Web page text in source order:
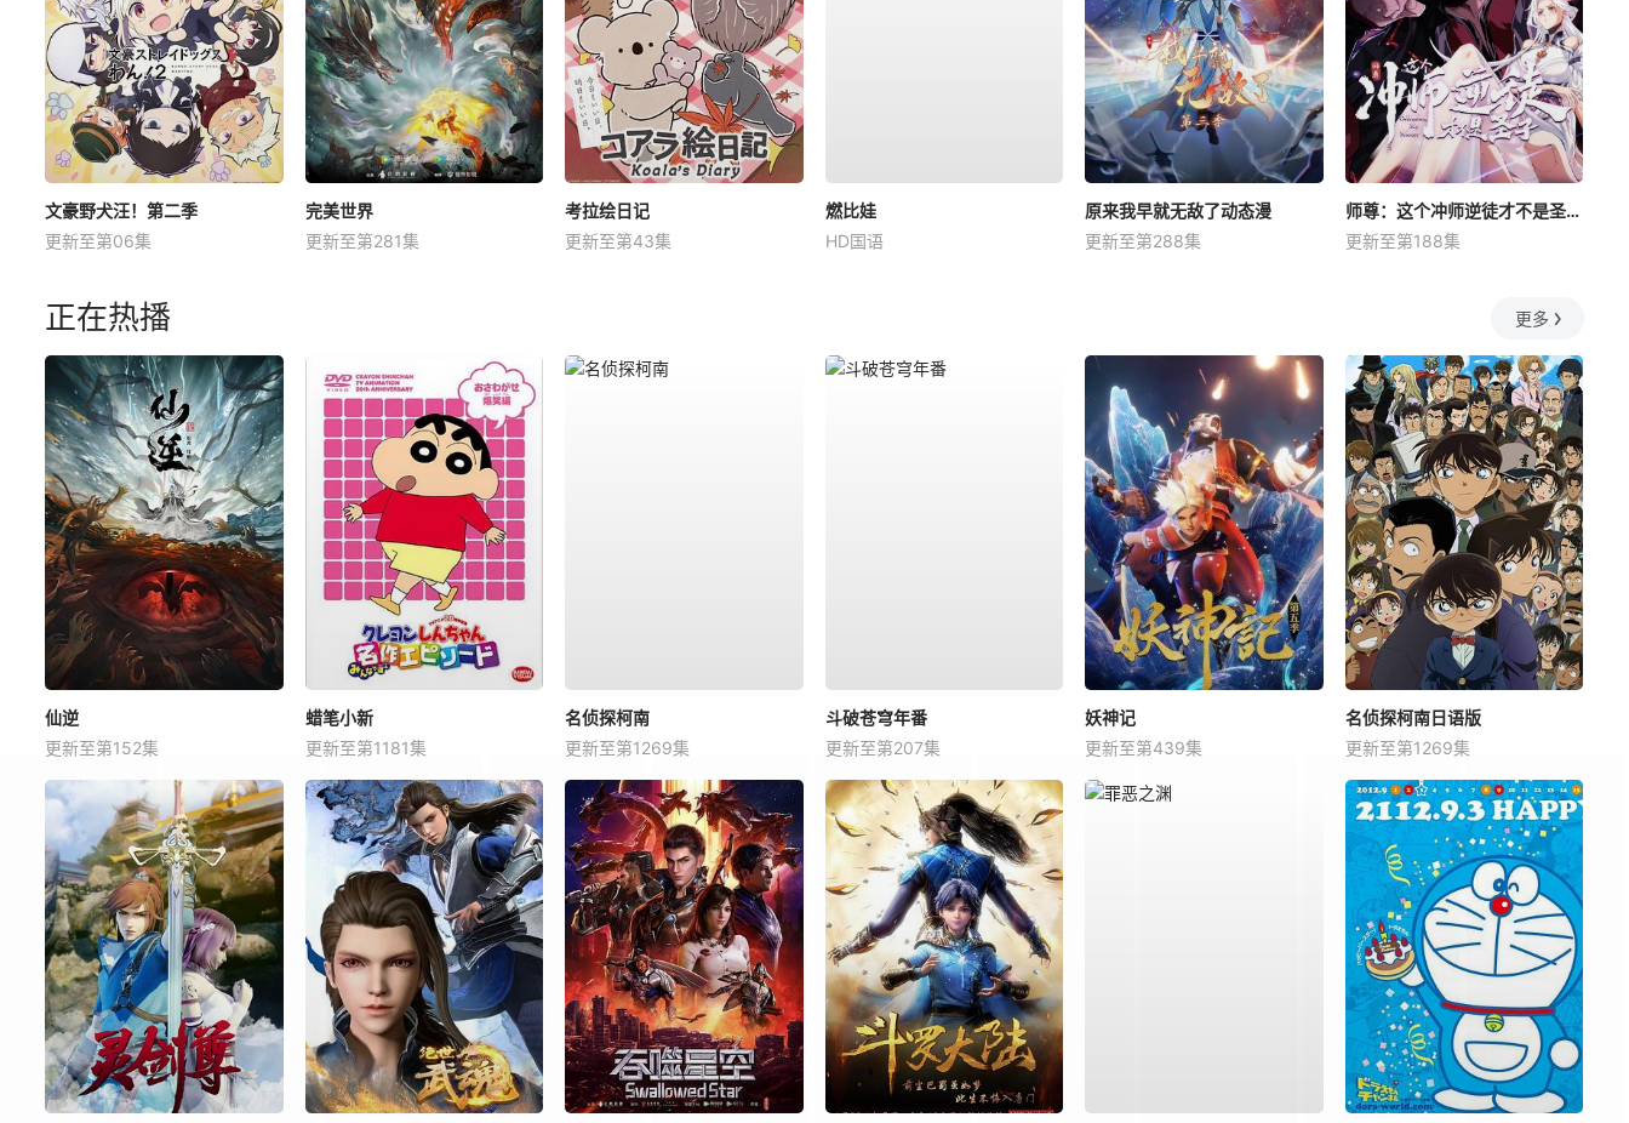
文豪野犬汪！第二季
更新至第06集
完美世界
更新至第281集
考拉绘日记
更新至第43集
燃比娃
HD国语
原来我早就无敌了动态漫
更新至第288集
师尊：这个冲师逆徒才不是圣子动态漫
更新至第188集
正在热播 更多
仙逆
更新至第152集
蜡笔小新
更新至第1181集
名侦探柯南
更新至第1269集
斗破苍穹年番
更新至第207集
妖神记
更新至第439集
名侦探柯南日语版
更新至第1269集